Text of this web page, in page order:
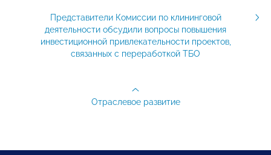
Представители Комиссии по клининговой
деятельности обсудили вопросы повышения
инвестиционной привлекательности проектов,
связанных с переработкой ТБО
Отраслевое развитие